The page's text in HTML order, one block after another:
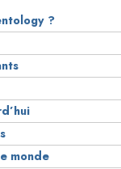
?
monde